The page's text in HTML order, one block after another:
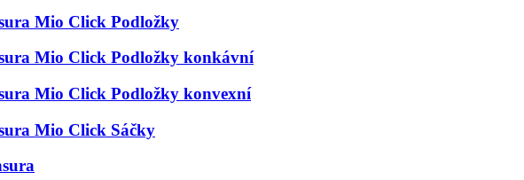
Mio Click Podložky
Mio Click Podložky konkávní
Mio Click Podložky konvexní
Mio Click Sáčky